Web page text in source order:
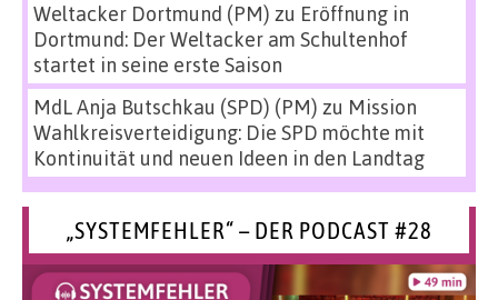
Weltacker Dortmund (PM) zu Eröffnung in
Dortmund: Der Weltacker am Schultenhof
startet in seine erste Saison
MdL Anja Butschkau (SPD) (PM) zu Mission
Wahlkreisverteidigung: Die SPD möchte mit
Kontinuität und neuen Ideen in den Landtag
„SYSTEMFEHLER“ – DER PODCAST #28